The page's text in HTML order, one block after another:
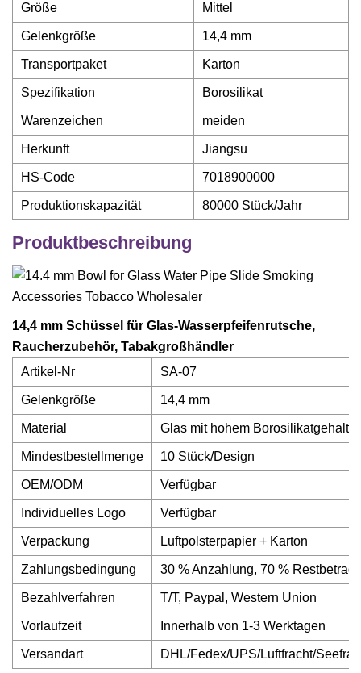
Größe Mittel
Gelenkgröße 14,4 mm
Transportpaket Karton
Spezifikation Borosilikat
Warenzeichen meiden
Herkunft Jiangsu
HS-Code 7018900000
Produktionskapazität 80000 Stück/Jahr
Produktbeschreibung
14,4 mm Schüssel für Glas-Wasserpfeifenrutsche,
Raucherzubehör, Tabakgroßhändler
Artikel-Nr
SA-07
Gelenkgröße 14,4 mm
Material Glas mit hohem Borosilikatgehalt.
Mindestbestellmenge 10 Stück/Design
OEM/ODM Verfügbar
Individuelles Logo Verfügbar
Verpackung Luftpolsterpapier + Karton
Zahlungsbedingung 30 % Anzahlung, 70 % Restbetrag
Bezahlverfahren T/T, Paypal, Western Union
Vorlaufzeit Innerhalb von 1-3 Werktagen
Versandart DHL/Fedex/UPS/Luftfracht/